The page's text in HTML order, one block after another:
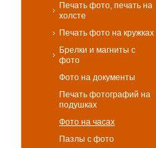
Печать фото, печать на
холсте
Печать фото на кружках
Брелки и магниты с
фото
Фото на документы
Печать фотографий на
подушках
Фото на часах
Пазлы с фото